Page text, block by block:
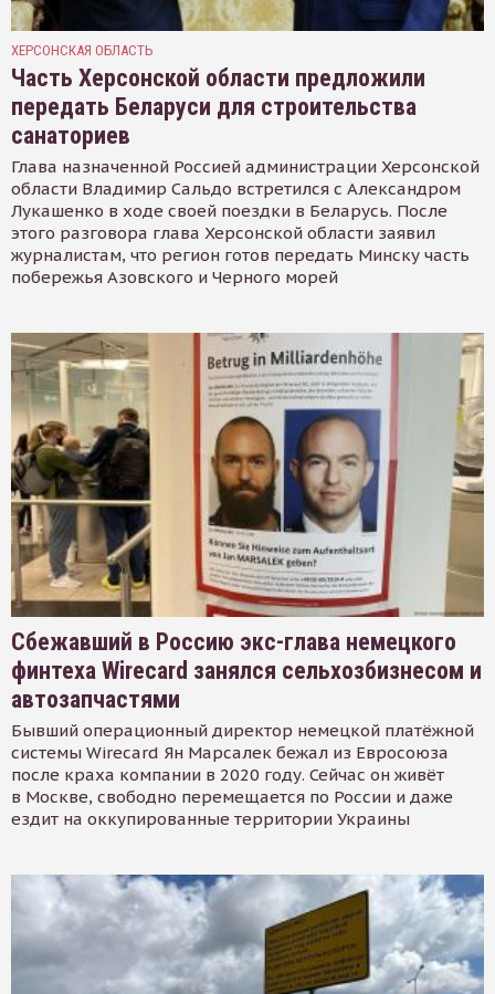
ХЕРСОНСКАЯ ОБЛАСТЬ
Часть Херсонской области предложили
передать Беларуси для строительства
санаториев
Глава назначенной Россией администрации Херсонской
области Владимир Сальдо встретился с Александром
Лукашенко в ходе своей поездки в Беларусь. После
этого разговора глава Херсонской области заявил
журналистам, что регион готов передать Минску часть
побережья Азовского и Черного морей
Сбежавший в Россию экс-глава немецкого
финтеха Wirecard занялся сельхозбизнесом и
автозапчастями
Бывший операционный директор немецкой платёжной
системы Wirecard Ян Марсалек бежал из Евросоюза
после краха компании в 2020 году. Сейчас он живёт
в Москве, свободно перемещается по России и даже
ездит на оккупированные территории Украины